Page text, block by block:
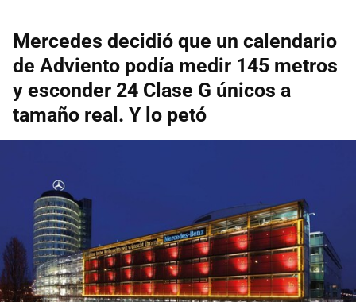
Mercedes decidió que un calendario
de Adviento podía medir 145 metros
y esconder 24 Clase G únicos a
tamaño real. Y lo petó